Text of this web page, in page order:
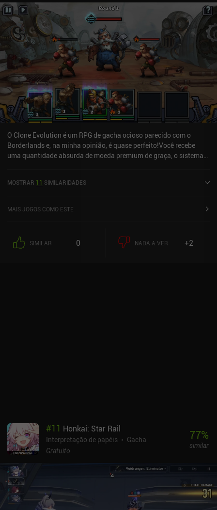
O Clone Evolution é um RPG de gacha ocioso parecido com o
Borderlands e, na minha opinião, é quase perfeito!Você recebe
uma quantidade absurda de moeda premium de graça, o sistema
da vida real para desbloquear e subir de nível, o que contribui para
MOSTRAR 11 SIMILARIDADES
MAIS JOGOS COMO ESTE
SIMILAR 0 NADA A VER +2
#11 Honkai: Star Rail
Interpretação de papéis
Gacha
Gratuito
77%
similar